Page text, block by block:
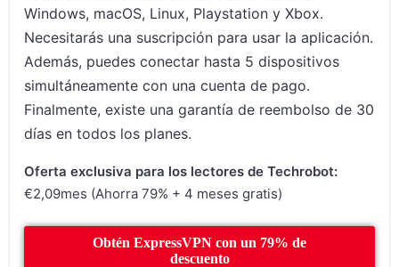
Windows, macOS, Linux, Playstation y Xbox.
Necesitarás una suscripción para usar la aplicación.
Además, puedes conectar hasta 5 dispositivos
simultáneamente con una cuenta de pago.
Finalmente, existe una garantía de reembolso de 30
días en todos los planes.
Oferta exclusiva para los lectores de Techrobot:
€2,09mes (Ahorra 79% + 4 meses gratis)
Obtén ExpressVPN con un 79% de
descuento